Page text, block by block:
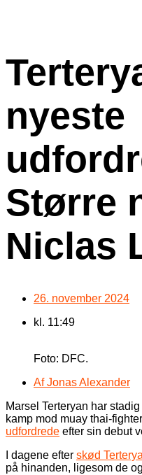
nyeste
Større
Niclas
26. november 2024
kl. 11:49
Foto: DFC.
AfJonas Alexander
Marsel Terteryan har
kamp mod muay thai-
udfordrede efter sin debut
I dagene efter skød
på hinanden, ligesom de